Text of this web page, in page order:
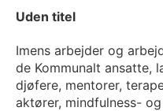
Uden titel
Imens arbejder og
de Kommunalt ansatte,
djøfere, mentorer,
aktører, mindfulness-